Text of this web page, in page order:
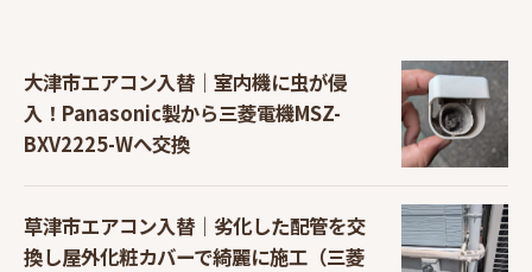
大津市エアコン入替｜室内機に虫が侵
入！Panasonic製から三菱電機MSZ-
BXV2225-Wへ交換
草津市エアコン入替｜劣化した配管を交
換し屋外化粧カバーで綺麗に施工（三菱